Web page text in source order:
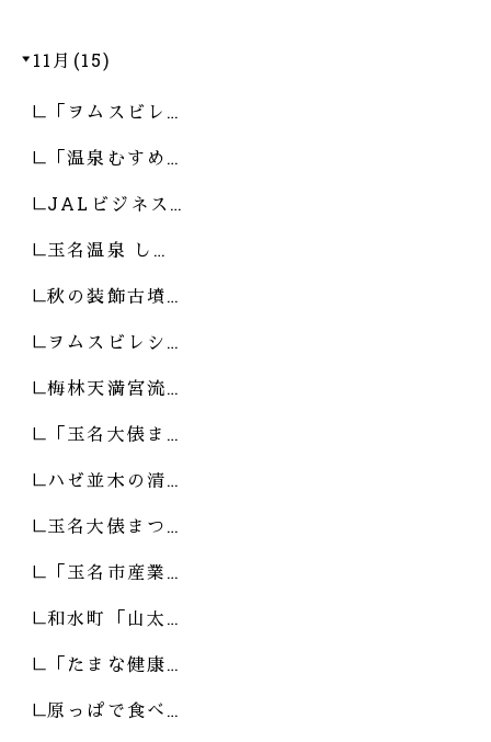
11月(15)
「ヲムスビレ…
「温泉むすめ…
JALビジネス…
玉名温泉 し…
秋の装飾古墳…
ヲムスビレシ…
梅林天満宮流…
「玉名大俵ま…
ハゼ並木の清…
玉名大俵まつ…
「玉名市産業…
和水町「山太…
「たまな健康…
原っぱで食べ…